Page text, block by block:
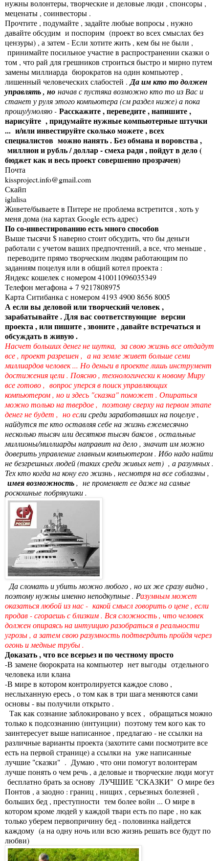
нужны волонтеры, творческие и деловые люди , спонсоры ,
меценаты , соинвесторы .
Прочтите , подумайте , задайте любые вопросы , нужно
давайте обсудим и поспорим (проект во всех смыслах без
цензуры) , а затем - Если хотите жить , кем бы не были ,
принимайте посильное участие в распространении сказки о
том , что рай для грешников строиться быстро и мирно путем
замены миллиарда бюрократов на один компьютер ,
лишенный человеческих слабостей . Да им кто то должен
управлять , но начав с пустяка возможно кто то из Вас и
станет у руля этого компьютера (см раздел ниже) а пока
прошу/умоляю - Расскажите , переведите , напишите ,
нарисуйте , придумайте нужные компьютерные штучки
... и/или инвестируйте сколько можете , всех
специалистов можно нанять . Без обмана и воровства ,
миллион и рубль / доллар - смеха ради , пойдут в дело (
бюджет как и весь проект совершенно прозрачен)
Почта
kissproject.info@gmail.com
Скайп
iglalisa
Живете/бываете в Питере не проблема встретится , хоть у
меня дома (на картах Google есть адрес)
По со-инвестированию есть много способов
Выше тысячи $ наверно стоит обсудить, что бы деньги
работали с учетом ваших предпочтений, а все, что меньше ,
переводите прямо творческим людям работающим по
заданиям поцелуя или в общий котел проекта :
Яндекс кошелек с номером 410011096035349
Телефон мегафона + 7 9217808975
Карта Ситибанка с номером 4193 4900 8656 8005
А если вы деловой или творческий человек ,
зарабатывайте . Для вас соответствующие версии
проекта , или пишите , звоните , давайте встречаться и
обсуждать в живую .
Насчет больших денег не шутка, за свою жизнь все отдадут
все , проект разрешен , а на земле живет больше семи
миллиардов человек ... Но деньги в проекте лишь инструмент
достижения цели . Поясню , технологически к новому Миру
все готово , вопрос уперся в поиск управляющих
компьютером , но и здесь "сказка" поможет . Опираться
можно только на твердое , поэтому сверху на первом этапе
денег не будет , но если среди заработавших на поцелуе ,
найдутся те кто оставляя себе на жизнь ежемесячно
несколько тысяч или десятков тысяч баксов , остальные
миллионы/миллиарды направит на дело , значит им можно
доверить управление главным компьютером . Ибо надо найти
не безгрешных людей (таких среди живых нет) , а разумных .
Тех кто когда на кону его жизнь , несмотря на все соблазны ,
имея возможность, не променяет ее даже на самые
роскошные побрякушки .
Да сломать и убить можно любого , но их же сразу видно ,
поэтому нужны именно неподкупные . Разумным может
оказаться любой из нас - какой смысл говорить о цене , если
продав - сгораешь с близким . Вся сложность , что человек
должен опираясь на интуицию разобраться в реальности
угрозы , а затем свою разумность подтвердить пройдя через
огонь и медные трубы .
Доказать , что все всерьез и по честному просто
-В замене бюрократа на компьютер нет выгоды отдельного
человека или клана
-В мире в котором контролируется каждое слово ,
неслыханную ересь , о том как в три шага меняются сами
основы - вы получили открыто .
Так как сознание заблокировано у всех , обращаться можно
только к подсознанию (интуиции) поэтому тем кого как то
заинтересует выше написанное , предлагаю - не ссылки на
различные варианты проекта (захотите сами посмотрите все
есть на первой странице) а ссылки на уже написанные
лучшие "сказки" . Думаю , что они помогут волонтерам
лучше понять о чем речь , а деловые и творческие люди могут
бесплатно брать за основу ЛУЧШИЕ "СКАЗКИ" О мире без
Понтов , а заодно : границ , нищих , серьезных болезней ,
больших бед , преступности тем более войн ... О мире в
котором кроме людей у каждой твари есть по паре , но как
только уберем первопричину бед - половинка найдется
каждому (а на одну ночь или всю жизнь решать все будут по
любви)